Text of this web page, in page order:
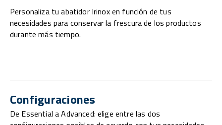
Personaliza tu abatidor Irinox en función de tus
necesidades para conservar la frescura de los productos
durante más tiempo.
Configuraciones
De Essential a Advanced: elige entre las dos